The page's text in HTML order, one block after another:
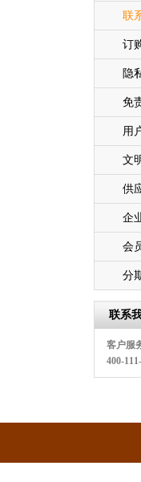
联
订
隐
免
用
文
供
企
会
分
联系
客户服
400-